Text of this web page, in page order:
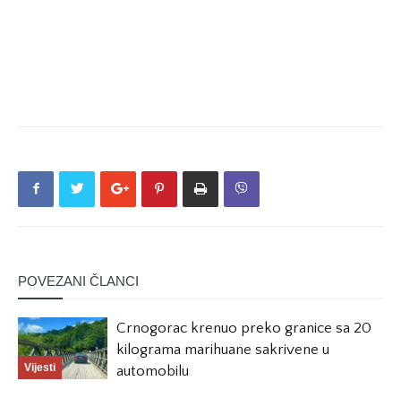
POVEZANI ČLANCI
Vijesti
Crnogorac krenuo preko granice sa 20
kilograma marihuane sakrivene u
automobilu